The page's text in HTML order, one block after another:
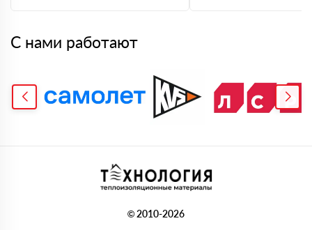
С нами работают
© 2010-2026